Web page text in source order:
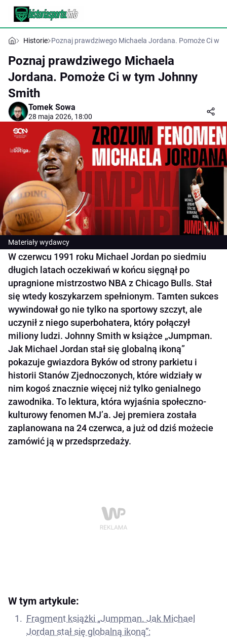
Historie Poznaj prawdziwego Michaela Jordana. Pomoże Ci w
Poznaj prawdziwego Michaela
Jordana. Pomoże Ci w tym Johnny
Smith
Tomek Sowa
28 maja 2026, 18:00
Materiały wydawcy
W czerwcu 1991 roku Michael Jordan po siedmiu
długich latach oczekiwań w końcu sięgnął po
upragnione mistrzostwo NBA z Chicago Bulls. Stał
się wtedy koszykarzem spełnionym. Tamten sukces
wywindował go nie tylko na sportowy szczyt, ale
uczynił z niego superbohatera, który połączył
miliony ludzi. Johnny Smith w książce „Jumpman.
Jak Michael Jordan stał się globalną ikoną”
pokazuje gwiazdora Byków od strony parkietu i
historii Stanów Zjednoczonych, które widziały w
nim kogoś znacznie więcej niż tylko genialnego
zawodnika. To lektura, która wyjaśnia społeczno-
kulturowy fenomen MJ’a. Jej premiera została
zaplanowana na 24 czerwca, a już od dziś możecie
zamówić ją w przedsprzedaży.
W tym artykule:
Fragment książki „Jumpman. Jak Michael
Jordan stał się globalną ikoną”: